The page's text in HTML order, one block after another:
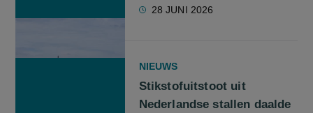
28 JUNI 2026
NIEUWS
Stikstofuitstoot uit
Nederlandse stallen daalde